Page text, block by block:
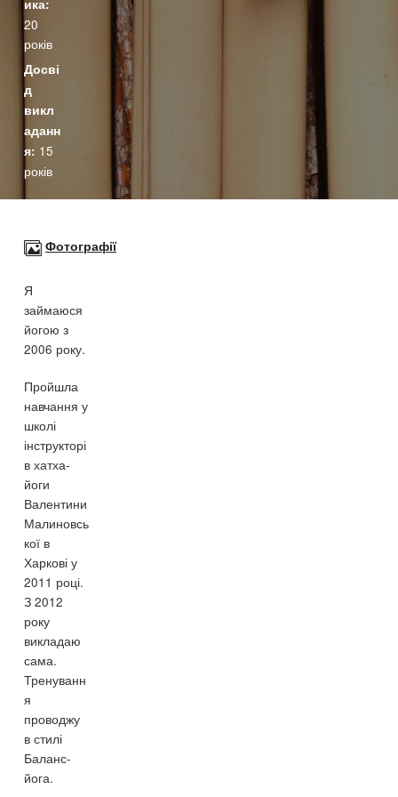
ика:
20
років
Досві
д
викл
аданн
я: 15
років
Фотографії
Я
займаюся
йогою з
2006 року.
Пройшла
навчання у
школі
інструкторі
в хатха-
йоги
Валентини
Малиновсь
кої в
Харкові у
2011 році.
З 2012
року
викладаю
сама.
Тренуванн
я
проводжу
в стилі
Баланс-
йога.